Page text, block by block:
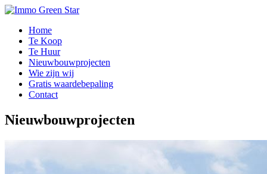
Home
Te Koop
Te Huur
Nieuwbouwprojecten
Wie zijn wij
Gratis waardebepaling
Contact
Nieuwbouwprojecten